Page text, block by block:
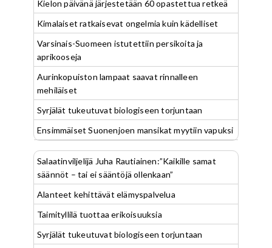
Kielon päivänä järjestetään 60 opastettua retkeä
Kimalaiset ratkaisevat ongelmia kuin kädelliset
Varsinais-Suomeen istutettiin persikoita ja
aprikooseja
Aurinkopuiston lampaat saavat rinnalleen
mehiläiset
Syrjälät tukeutuvat biologiseen torjuntaan
Ensimmäiset Suonenjoen mansikat myytiin vapuksi
Salaatinviljelijä Juha Rautiainen:”Kaikille samat
säännöt – tai ei sääntöjä ollenkaan”
Alanteet kehittävät elämyspalvelua
Taimityllilä tuottaa erikoisuuksia
Syrjälät tukeutuvat biologiseen torjuntaan